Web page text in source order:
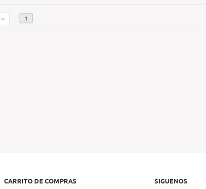
1
CARRITO DE COMPRAS
SIGUENOS